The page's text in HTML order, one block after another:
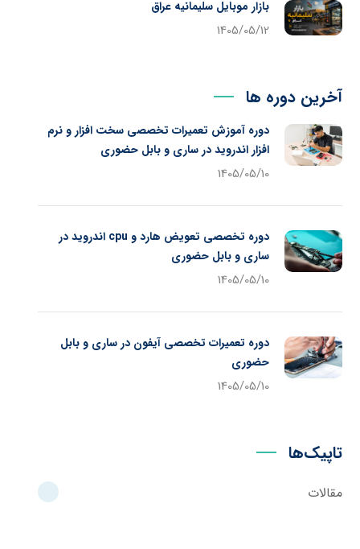
بازار موبایل سلیمانیه عراق
1405/05/12
آخرین دوره ها
دوره آموزش تعمیرات تخصصی سخت افزار و نرم
افزار اندروید در ساری و بابل حضوری
1405/05/10
دوره تخصصی تعویض هارد و cpu اندروید در
ساری و بابل حضوری
1405/05/10
دوره تعمیرات تخصصی آیفون در ساری و بابل
حضوری
1405/05/10
تاپیک‌ها
مقالات